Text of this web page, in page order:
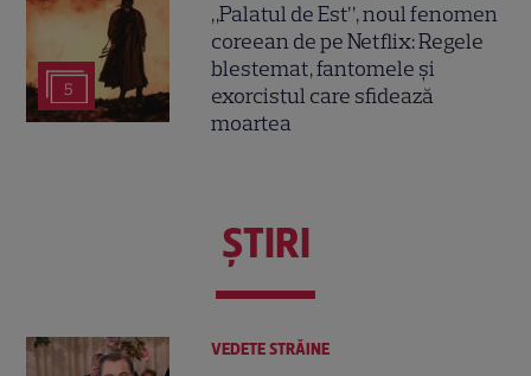
5
„Palatul de Est”, noul fenomen
coreean de pe Netflix: Regele
blestemat, fantomele și
exorcistul care sfidează
moartea
ŞTIRI
VEDETE STRĂINE